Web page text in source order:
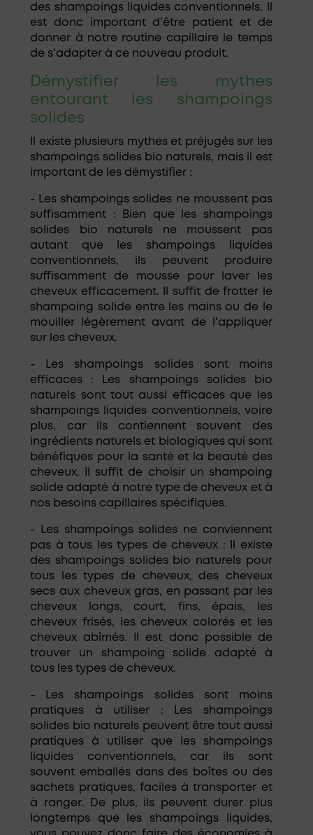
des shampoings liquides conventionnels. Il
est donc important d'être patient et de
donner à notre routine capillaire le temps
de s'adapter à ce nouveau produit.
Démystifier les mythes
entourant les shampoings
solides
Il existe plusieurs mythes et préjugés sur les
shampoings solides bio naturels, mais il est
important de les démystifier :
- Les shampoings solides ne moussent pas
suffisamment : Bien que les shampoings
solides bio naturels ne moussent pas
autant que les shampoings liquides
conventionnels, ils peuvent produire
suffisamment de mousse pour laver les
cheveux efficacement. Il suffit de frotter le
shampoing solide entre les mains ou de le
mouiller légèrement avant de l'appliquer
sur les cheveux.
- Les shampoings solides sont moins
efficaces : Les shampoings solides bio
naturels sont tout aussi efficaces que les
shampoings liquides conventionnels, voire
plus, car ils contiennent souvent des
ingrédients naturels et biologiques qui sont
bénéfiques pour la santé et la beauté des
cheveux. Il suffit de choisir un shampoing
solide adapté à notre type de cheveux et à
nos besoins capillaires spécifiques.
- Les shampoings solides ne conviennent
pas à tous les types de cheveux : Il existe
des shampoings solides bio naturels pour
tous les types de cheveux, des cheveux
secs aux cheveux gras, en passant par les
cheveux longs, court, fins, épais, les
cheveux frisés, les cheveux colorés et les
cheveux abîmés. Il est donc possible de
trouver un shampoing solide adapté à
tous les types de cheveux.
- Les shampoings solides sont moins
pratiques à utiliser : Les shampoings
solides bio naturels peuvent être tout aussi
pratiques à utiliser que les shampoings
liquides conventionnels, car ils sont
souvent emballés dans des boîtes ou des
sachets pratiques, faciles à transporter et
à ranger. De plus, ils peuvent durer plus
longtemps que les shampoings liquides,